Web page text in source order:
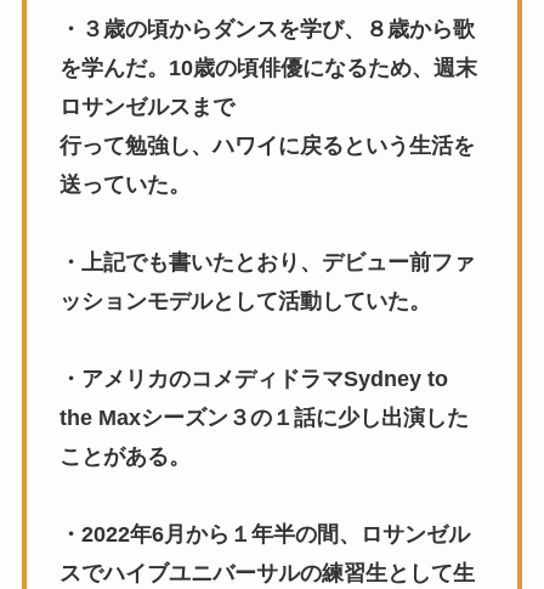
・３歳の頃からダンスを学び、８歳から歌
を学んだ。10歳の頃俳優になるため、週末
ロサンゼルスまで
行って勉強し、ハワイに戻るという生活を
送っていた。
・上記でも書いたとおり、デビュー前ファ
ッションモデルとして活動していた。
・アメリカのコメディドラマSydney to
the Maxシーズン３の１話に少し出演した
ことがある。
・2022年6月から１年半の間、ロサンゼル
スでハイブユニバーサルの練習生として生